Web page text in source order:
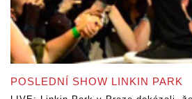
POSLEDNÍ SHOW LINKIN PARK